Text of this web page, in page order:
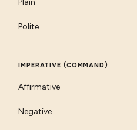
Plain
Polite
IMPERATIVE (COMMAND)
Affirmative
Negative